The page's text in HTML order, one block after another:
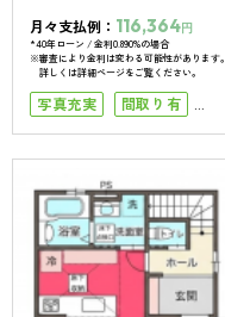
月々支払例： 116,364円
*40年ローン / 金利0.890%の場合
※審査により金利は変わる可能性があります。
詳しくは詳細ページをご覧ください。
写真充実
間取り有
南面バルコニー
駐車場１台
駐車場2台